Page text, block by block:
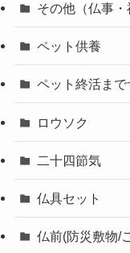
その他（仏事・
ペット供養
ペット終活ま
ロウソク
二十四節気
仏具セット
仏前(防災敷物/